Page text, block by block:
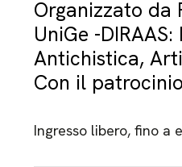
Organizzato da
UniGe -
Antichistica,
Con il
Ingresso libero, fino a